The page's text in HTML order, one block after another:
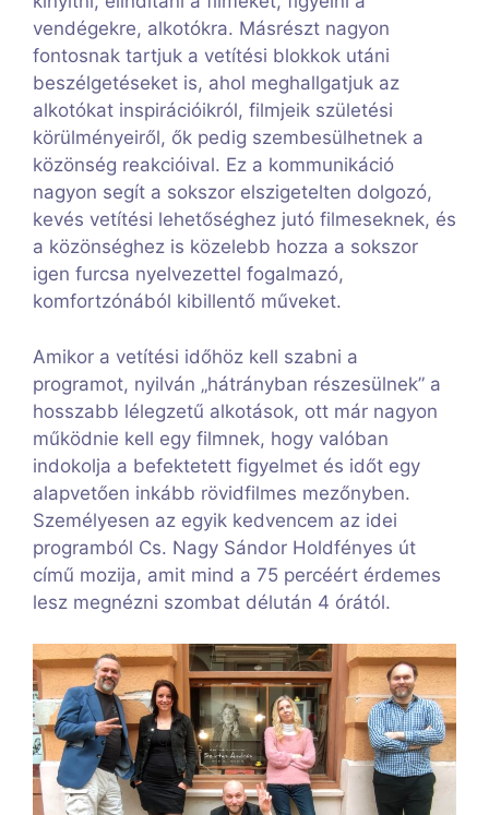
vendégekre, alkotókra. Másrészt nagyon
fontosnak tartjuk a vetítési blokkok utáni
beszélgetéseket is, ahol meghallgatjuk az
alkotókat inspirációikról, filmjeik születési
körülményeiről, ők pedig szembesülhetnek a
közönség reakcióival. Ez a kommunikáció
nagyon segít a sokszor elszigetelten dolgozó,
kevés vetítési lehetőséghez jutó filmeseknek, és
a közönséghez is közelebb hozza a sokszor
igen furcsa nyelvezettel fogalmazó,
komfortzónából kibillentő műveket.
Amikor a vetítési időhöz kell szabni a
programot, nyilván „hátrányban részesülnek” a
hosszabb lélegzetű alkotások, ott már nagyon
működnie kell egy filmnek, hogy valóban
indokolja a befektetett figyelmet és időt egy
alapvetően inkább rövidfilmes mezőnyben.
Személyesen az egyik kedvencem az idei
programból Cs. Nagy Sándor Holdfényes út
című mozija, amit mind a 75 percéért érdemes
lesz megnézni szombat délután 4 órától.